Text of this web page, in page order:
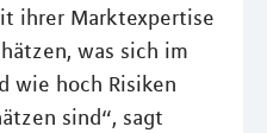
ihrer Marktexpertise
was sich im
wie hoch Risiken
sind“, sagt